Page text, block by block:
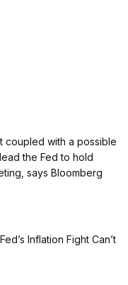
coupled with a possible
the Fed to hold
says Bloomberg
Inflation Fight Can’t